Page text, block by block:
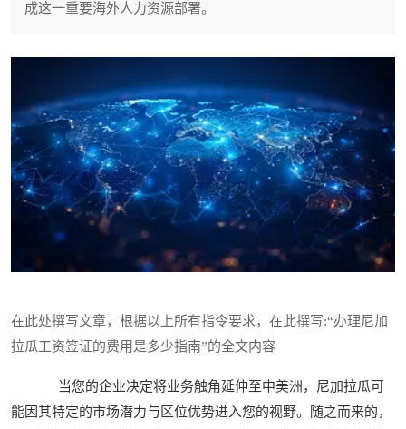
成这一重要海外人力资源部署。
在此处撰写文章，根据以上所有指令要求，在此撰写:“办理尼加
拉瓜工资签证的费用是多少指南”的全文内容
当您的企业决定将业务触角延伸至中美洲，尼加拉瓜可
能因其特定的市场潜力与区位优势进入您的视野。随之而来的，